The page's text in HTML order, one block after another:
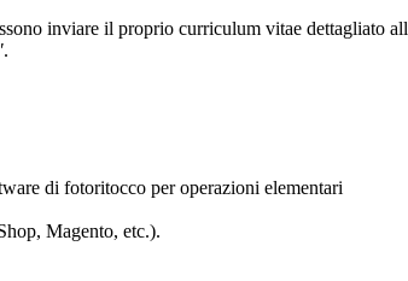
inviare il proprio curriculum vitae dettagliato
.
di fotoritocco per operazioni elementari
Magento, etc.).